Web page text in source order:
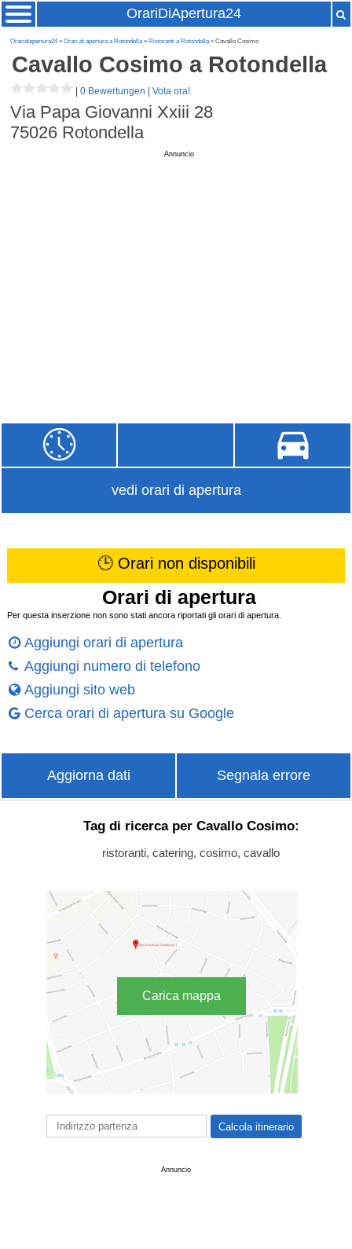
OrariDiApertura24
Oraridiapertura24»Orari di apertura a Rotondella» Ristoranti a Rotondella» Cavallo Cosimo
Cavallo Cosimo a Rotondella
|0 Bewertungen |Vota ora!
Via Papa Giovanni Xxiii 28
75026 Rotondella
Annuncio
vedi orari di apertura
🕒 Orari non disponibili
Orari di apertura
Per questa inserzione non sono stati ancora riportati gli orari di apertura.
Aggiungi orari di apertura
Aggiungi numero di telefono
Aggiungi sito web
Cerca orari di apertura su Google
Aggiorna dati Segnala errore
Tag di ricerca per Cavallo Cosimo:
ristoranti, catering, cosimo, cavallo
Carica mappa
Annuncio